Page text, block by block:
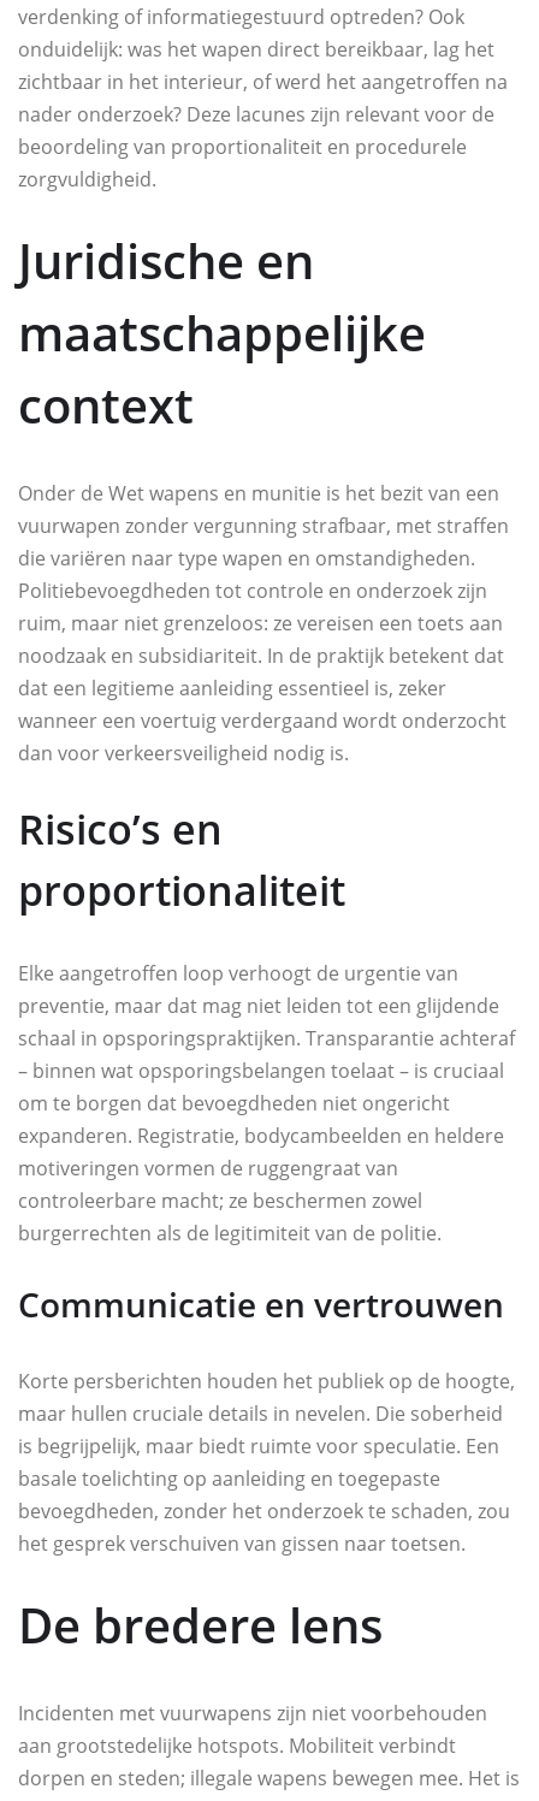
verdenking of informatiegestuurd optreden? Ook
onduidelijk: was het wapen direct bereikbaar, lag het
zichtbaar in het interieur, of werd het aangetroffen na
nader onderzoek? Deze lacunes zijn relevant voor de
beoordeling van proportionaliteit en procedurele
zorgvuldigheid.
Juridische en
maatschappelijke
context
Onder de Wet wapens en munitie is het bezit van een
vuurwapen zonder vergunning strafbaar, met straffen
die variëren naar type wapen en omstandigheden.
Politiebevoegdheden tot controle en onderzoek zijn
ruim, maar niet grenzeloos: ze vereisen een toets aan
noodzaak en subsidiariteit. In de praktijk betekent dat
dat een legitieme aanleiding essentieel is, zeker
wanneer een voertuig verdergaand wordt onderzocht
dan voor verkeersveiligheid nodig is.
Risico’s en
proportionaliteit
Elke aangetroffen loop verhoogt de urgentie van
preventie, maar dat mag niet leiden tot een glijdende
schaal in opsporingspraktijken. Transparantie achteraf
– binnen wat opsporingsbelangen toelaat – is cruciaal
om te borgen dat bevoegdheden niet ongericht
expanderen. Registratie, bodycambeelden en heldere
motiveringen vormen de ruggengraat van
controleerbare macht; ze beschermen zowel
burgerrechten als de legitimiteit van de politie.
Communicatie en vertrouwen
Korte persberichten houden het publiek op de hoogte,
maar hullen cruciale details in nevelen. Die soberheid
is begrijpelijk, maar biedt ruimte voor speculatie. Een
basale toelichting op aanleiding en toegepaste
bevoegdheden, zonder het onderzoek te schaden, zou
het gesprek verschuiven van gissen naar toetsen.
De bredere lens
Incidenten met vuurwapens zijn niet voorbehouden
aan grootstedelijke hotspots. Mobiliteit verbindt
dorpen en steden; illegale wapens bewegen mee. Het is